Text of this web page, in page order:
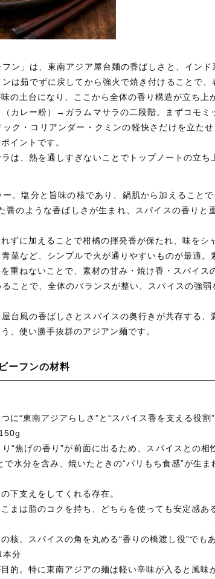
フン」は、東南アジア屋台麺の香ばしさと、イン
は茹でずに戻してから強火で焼き付けることで
の土台になり、ここから全体の香り構造が立ち上
カレー粉）→ガラムマサラの二段階。まずコモ
ク・コリアンダー・クミンの軽快さだけを立た
イントです。
は、熱を通しすぎないことでトップノートの立
。塩分と旨味の核であり、鍋肌から加えること
醤のような香ばしさが生まれ、スパイスの香り
ずに加えることで柑橘の揮発香が保たれ、味をシ
菜など、シンプルで火が通りやすいものが最適
重ねないことで、素材の甘み・焼け香・スパイス
ことで、全体のバランスが整い、スパイスの強
台風の香ばしさとスパイスの奥行きが共存する
、使い勝手抜群のアジアン麺です。
ーフンの材料
に“東南アジアらしさ”と“スパイス香を支える役割
“焦げの香り”が前面に出るため、スパイスとの
水分を含み、焼いたときの“パリもち食感”が生ま
下支えをしてくれる存在。
まは脂のコクを持ち、どちらを使っても安定感あ
核。スパイスの角を丸める“香りの橋渡し役”でもあ
分
的。特に東南アジアの麺は軽い辛味が入ると風味